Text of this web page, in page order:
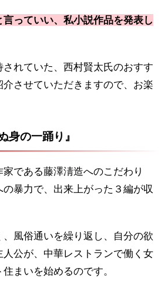
っていい、私小説作品を発表し
されていた、西村賢太氏のおすす
させていただきますので、お楽
身の一踊り』
である藤澤淸造へのこだわり
の暴力で、出来上がった３編が収
風俗通いを繰り返し、自分の欲
公が、中華レストランで働く女
まいを始めるのです。